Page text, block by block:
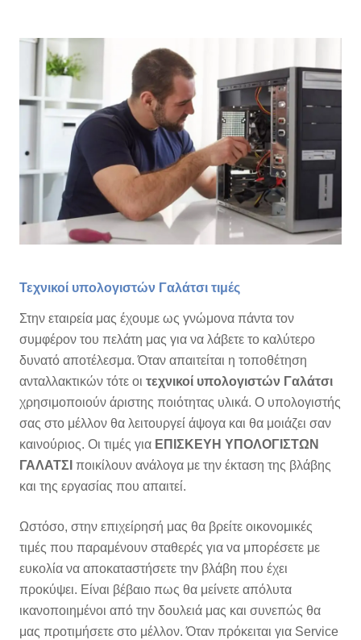
Τεχνικοί υπολογιστών Γαλάτσι τιμές
Στην εταιρεία μας έχουμε ως γνώμονα πάντα τον
συμφέρον του πελάτη μας για να λάβετε το καλύτερο
δυνατό αποτέλεσμα. Όταν απαιτείται η τοποθέτηση
ανταλλακτικών τότε οι τεχνικοί υπολογιστών Γαλάτσι
χρησιμοποιούν άριστης ποιότητας υλικά. Ο υπολογιστής
σας στο μέλλον θα λειτουργεί άψογα και θα μοιάζει σαν
καινούριος. Οι τιμές για ΕΠΙΣΚΕΥΗ ΥΠΟΛΟΓΙΣΤΩΝ
ΓΑΛΑΤΣΙ ποικίλουν ανάλογα με την έκταση της βλάβης
και της εργασίας που απαιτεί.
Ωστόσο, στην επιχείρησή μας θα βρείτε οικονομικές
τιμές που παραμένουν σταθερές για να μπορέσετε με
ευκολία να αποκαταστήσετε την βλάβη που έχει
προκύψει. Είναι βέβαιο πως θα μείνετε απόλυτα
ικανοποιημένοι από την δουλειά μας και συνεπώς θα
μας προτιμήσετε στο μέλλον. Όταν πρόκειται για Service